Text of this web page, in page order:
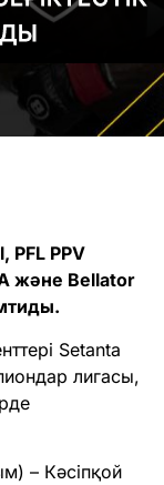
PFL PPV
және Bellator
Setanta
лигасы,
– Кәсіпқой